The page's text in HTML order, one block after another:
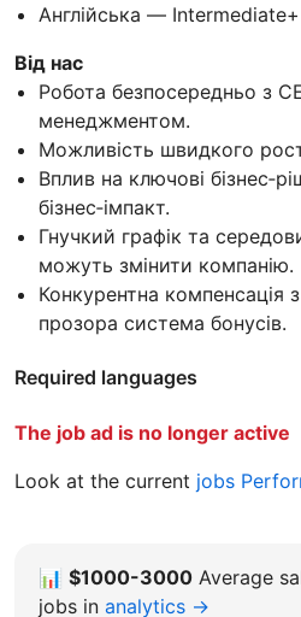
Англійська — Intermediate+
Від нас
Робота безпосередньо з
менеджментом.
Можливість швидкого
Вплив на ключові
бізнес‑імпакт.
Гнучкий графік та
можуть змінити компанію.
Конкурентна компенсація
прозора система бонусів.
Required languages
The job ad is no longer active
Look at the current jobs
📊 $1000-3000 Average
jobs in analytics →